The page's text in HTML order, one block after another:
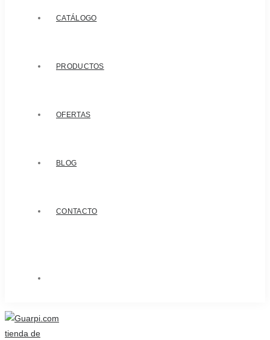
CATÁLOGO
PRODUCTOS
OFERTAS
BLOG
CONTACTO